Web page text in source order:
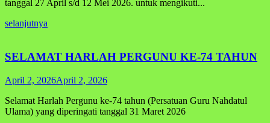
tanggal 27 April s/d 12 Mei 2026. untuk mengikuti...
selanjutnya
SELAMAT HARLAH PERGUNU KE-74 TAHUN
April 2, 2026April 2, 2026
Selamat Harlah Pergunu ke-74 tahun (Persatuan Guru Nahdatul
Ulama) yang diperingati tanggal 31 Maret 2026